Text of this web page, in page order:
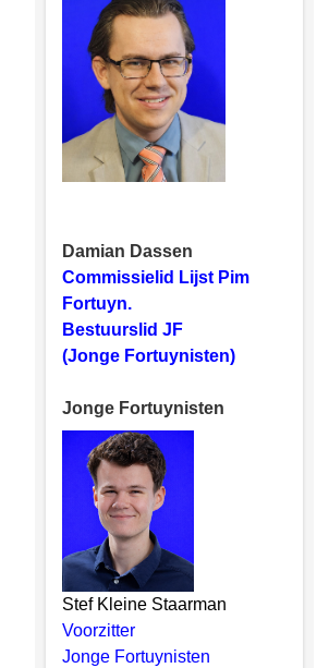
Damian Dassen
Commissielid Lijst Pim
Fortuyn.
Bestuurslid JF
(Jonge Fortuynisten)
Jonge Fortuynisten
Stef Kleine Staarman
Voorzitter
Jonge Fortuynisten